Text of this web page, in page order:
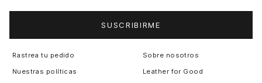
SUSCRIBIRME
Rastrea tu pedido
Nuestras políticas
Sobre nosotros
Leather for Good